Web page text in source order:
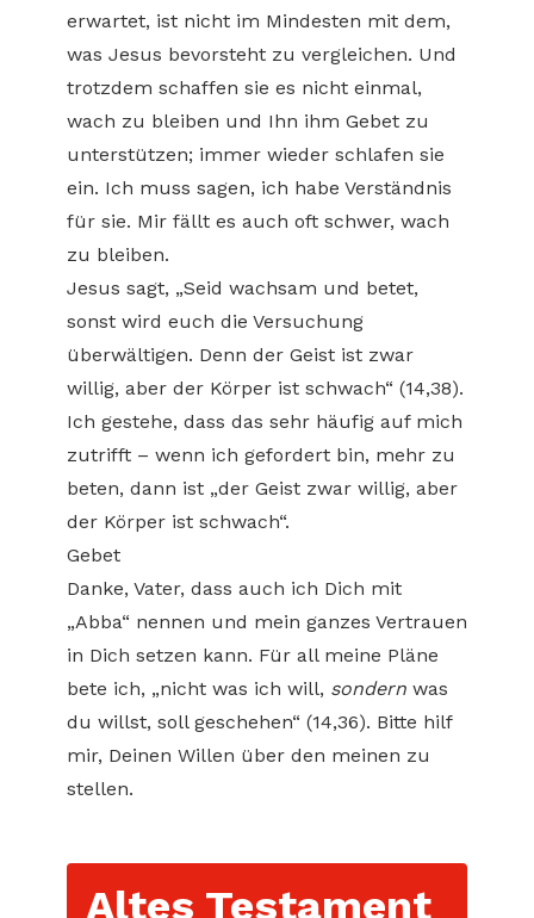
erwartet, ist nicht im Mindesten mit dem,
was Jesus bevorsteht zu vergleichen. Und
trotzdem schaffen sie es nicht einmal,
wach zu bleiben und Ihn ihm Gebet zu
unterstützen; immer wieder schlafen sie
ein. Ich muss sagen, ich habe Verständnis
für sie. Mir fällt es auch oft schwer, wach
zu bleiben.
Jesus sagt, „Seid wachsam und betet,
sonst wird euch die Versuchung
überwältigen. Denn der Geist ist zwar
willig, aber der Körper ist schwach“ (14,38).
Ich gestehe, dass das sehr häufig auf mich
zutrifft – wenn ich gefordert bin, mehr zu
beten, dann ist „der Geist zwar willig, aber
der Körper ist schwach“.
Gebet
Danke, Vater, dass auch ich Dich mit
„Abba“ nennen und mein ganzes Vertrauen
in Dich setzen kann. Für all meine Pläne
bete ich, „nicht was ich will, sondern was
du willst, soll geschehen“ (14,36). Bitte hilf
mir, Deinen Willen über den meinen zu
stellen.
Altes Testament